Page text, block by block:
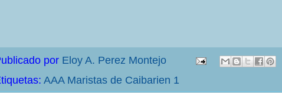
por Eloy A. Perez Montejo
AAA Maristas de Caibarien 1